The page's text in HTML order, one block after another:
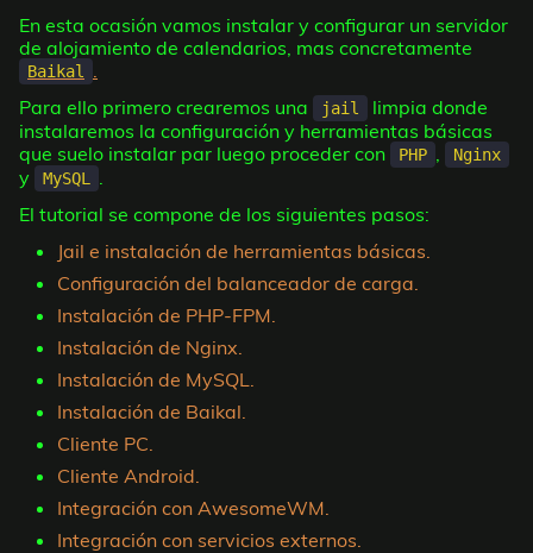
En esta ocasión vamos instalar y configurar un servidor
de alojamiento de calendarios, mas concretamente
Baikal
.
Para ello primero crearemos una
jail
limpia donde
instalaremos la configuración y herramientas básicas
que suelo instalar par luego proceder con
PHP , Nginx
y MySQL
.
El tutorial se compone de los siguientes pasos:
Jail e instalación de herramientas básicas.
Configuración del balanceador de carga.
Instalación de PHP-FPM.
Instalación de Nginx.
Instalación de MySQL.
Instalación de Baikal.
Cliente PC.
Cliente Android.
Integración con AwesomeWM.
Integración con servicios externos.